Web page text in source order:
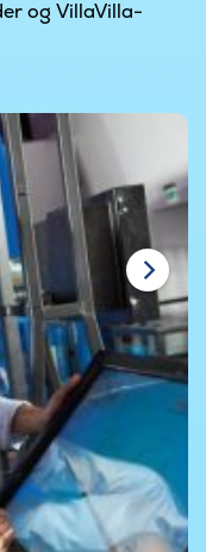
og VillaVilla-